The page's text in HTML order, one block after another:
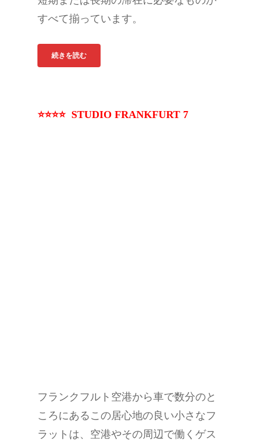
すべて揃っています。
続きを読む
⭐⭐⭐⭐ STUDIO FRANKFURT 7
フランクフルト空港から車で数分のと
ころにあるこの居心地の良い小さなフ
ラットは、空港やその周辺で働くゲス